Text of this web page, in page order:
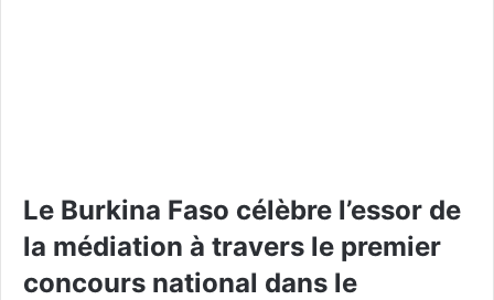
Le Burkina Faso célèbre l’essor de
la médiation à travers le premier
concours national dans le